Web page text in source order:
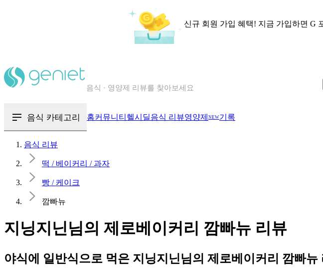
신규 회원 가입 혜택! 지금 가입하면 G
칼로리와 영양성분을 검색해보세요
음식 카테고리 홈커뮤니티 헬시딜음식 리뷰영양제 NEW기록
음식 리뷰
떡 / 베이커리 / 과자
빵 / 케이크
깜빠뉴
지닝지닌님의 제로베이커리 깜빠뉴 리뷰
야식에 일반식으로 먹은 지닝지닌님의 제로베이커리 깜빠뉴